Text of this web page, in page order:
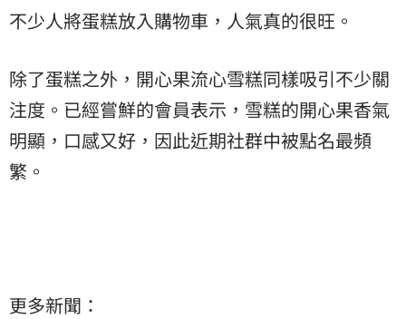
不少人將蛋糕放入購物車，人氣真的很旺。
除了蛋糕之外，開心果流心雪糕同樣吸引不少關
注度。已經嘗鮮的會員表示，雪糕的開心果香氣
明顯，口感又好，因此近期社群中被點名最頻
繁。
更多新聞：